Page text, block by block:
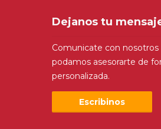
Dejanos tu
Comunicate con nosotros
podamos asesorarte de
personalizada.
Escribinos